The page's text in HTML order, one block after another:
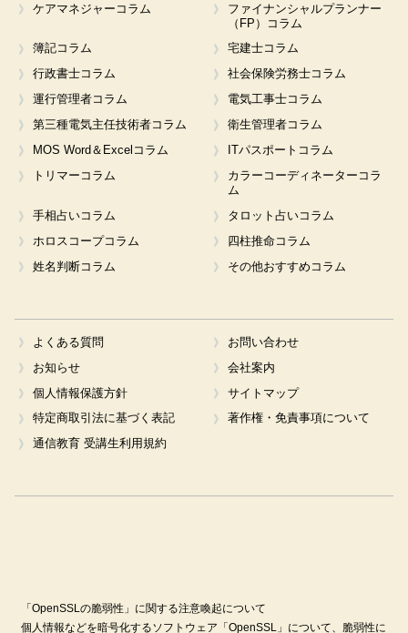
ケアマネジャーコラム
ファイナンシャルプランナー
（FP）コラム
簿記コラム
宅建士コラム
行政書士コラム
社会保険労務士コラム
運行管理者コラム
電気工事士コラム
第三種電気主任技術者コラム
衛生管理者コラム
MOS Word＆Excelコラム
ITパスポートコラム
トリマーコラム
カラーコーディネーターコラ
ム
手相占いコラム
タロット占いコラム
ホロスコープコラム
四柱推命コラム
姓名判断コラム
その他おすすめコラム
よくある質問
お問い合わせ
お知らせ
会社案内
個人情報保護方針
サイトマップ
特定商取引法に基づく表記
著作権・免責事項について
通信教育 受講生利用規約
「OpenSSLの脆弱性」に関する注意喚起について
個人情報などを暗号化するソフトウェア「OpenSSL」について、脆弱性に